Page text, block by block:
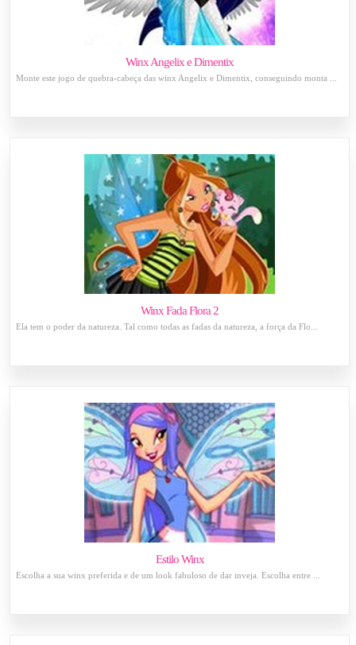
Winx Angelix e Dimentix
Monte este jogo de quebra-cabeça das winx Angelix e Dimentix, conseguindo monta ...
Winx Fada Flora 2
Ela tem o poder da natureza. Tal como todas as fadas da natureza, a força da Flo...
Estilo Winx
Escolha a sua winx preferida e de um look fabuloso de dar inveja. Escolha entre ...